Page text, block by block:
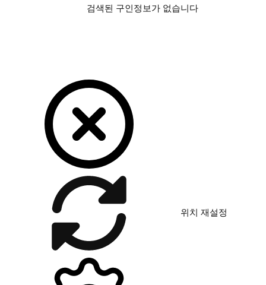
검색된 구인정보가 없습니다
위치 재설정